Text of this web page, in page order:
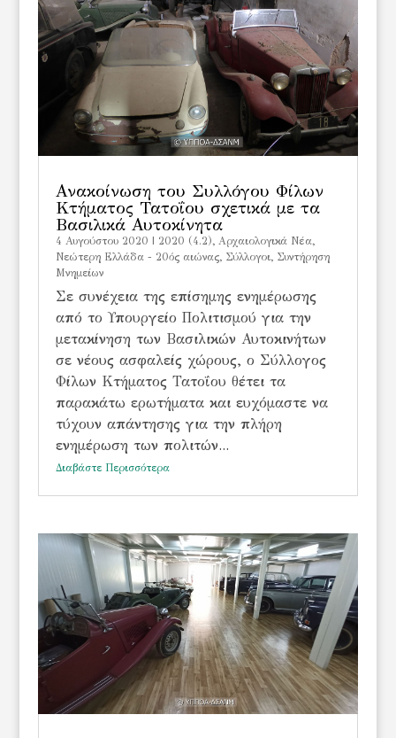
Ανακοίνωση του Συλλόγου Φίλων
Κτήματος Τατοΐου σχετικά με τα
Βασιλικά Αυτοκίνητα
4 Αυγούστου 2020 2020 (4.2), Αρχαιολογικά Νέα,
Νεώτερη Ελλάδα - 20ός αιώνας, Σύλλογοι, Συντήρηση
Μνημείων
Σε συνέχεια της επίσημης ενημέρωσης
από το Υπουργείο Πολιτισμού για την
μετακίνηση των Βασιλικών Αυτοκινήτων
σε νέους ασφαλείς χώρους, ο Σύλλογος
Φίλων Κτήματος Τατοΐου θέτει τα
παρακάτω ερωτήματα και ευχόμαστε να
τύχουν απάντησης για την πλήρη
ενημέρωση των πολιτών...
Διαβάστε Περισσότερα